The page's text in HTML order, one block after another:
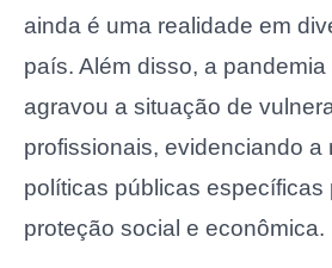
ainda é uma realidade em
país. Além disso, a
agravou a situação de
profissionais, evidenciando a
políticas públicas específicas
proteção social e econômica.